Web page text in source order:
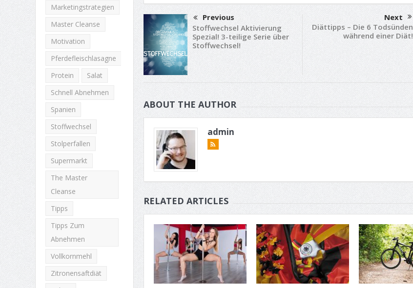
Previous
Stoffwechsel Aktivierung
Spezial! 3-teilige Serie über
Stoffwechsel!
Next
Diättipps – Die 6 Todsünden
während einer Diät!
ABOUT THE AUTHOR
admin
RELATED ARTICLES
Marketingstrategien
Master Cleanse
Motivation
Pferdefleischlasagne
Protein
Salat
Schnell Abnehmen
Spanien
Stoffwechsel
Stolperfallen
Supermarkt
The Master
Cleanse
Tipps
Tipps Zum
Abnehmen
Vollkornmehl
Zitronensaftdiät